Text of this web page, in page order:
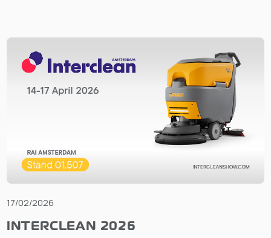
17/02/2026
INTERCLEAN 2026